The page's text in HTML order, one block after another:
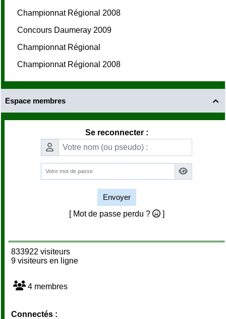
Championnat Régional 2008
Concours Daumeray 2009
Championnat Régional
Championnat Régional 2008

Espace membres
Se reconnecter :
Envoyer
[ Mot de passe perdu ?
]
833922 visiteurs
9 visiteurs en ligne
4 membres
Connectés :